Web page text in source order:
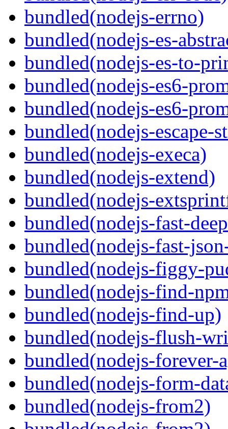
bundled(nodejs-errno)
bundled(nodejs-es-
bundled(nodejs-es-to-
bundled(nodejs-es6-
bundled(nodejs-es6-
bundled(nodejs-escape-
bundled(nodejs-execa)
bundled(nodejs-extend)
bundled(nodejs-
bundled(nodejs-fast-
bundled(nodejs-fast-
bundled(nodejs-figgy-
bundled(nodejs-find-
bundled(nodejs-find-up)
bundled(nodejs-flush-
bundled(nodejs-forever-
bundled(nodejs-form-
bundled(nodejs-from2)